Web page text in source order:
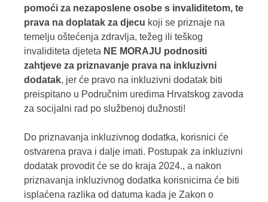
pomoći za nezaposlene osobe s invaliditetom, te
prava na doplatak za djecu koji se priznaje na
temelju oštećenja zdravlja, težeg ili teškog
invaliditeta djeteta NE MORAJU podnositi
zahtjeve za priznavanje prava na inkluzivni
dodatak, jer će pravo na inkluzivni dodatak biti
preispitano u Područnim uredima Hrvatskog zavoda
za socijalni rad po službenoj dužnosti!
Do priznavanja inkluzivnog dodatka, korisnici će
ostvarena prava i dalje imati. Postupak za inkluzivni
dodatak provodit će se do kraja 2024., a nakon
priznavanja inkluzivnog dodatka korisnicima će biti
isplaćena razlika od datuma kada je Zakon o